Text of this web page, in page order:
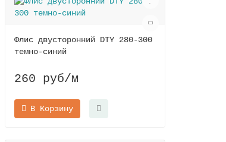
Флис двусторонний DTY 280-300
темно-синий
260 руб/м
В Корзину